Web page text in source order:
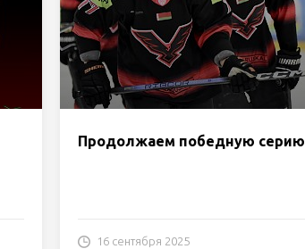
Продолжаем победную серию
16 сентября 2025